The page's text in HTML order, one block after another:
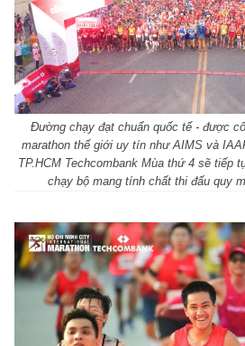
Đường chạy đạt chuẩn quốc tế - được
marathon thế giới uy tín như AIMS và
TP.HCM Techcombank Mùa thứ 4 sẽ tiếp
chạy bộ mang tính chất thi đấu quy